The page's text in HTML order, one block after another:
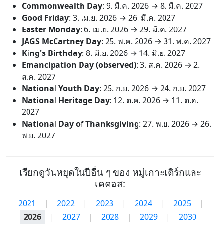
Commonwealth Day: 9. มี.ค. 2026 → 8. มี.ค. 2027
Good Friday: 3. เม.ย. 2026 → 26. มี.ค. 2027
Easter Monday: 6. เม.ย. 2026 → 29. มี.ค. 2027
JAGS McCartney Day: 25. พ.ค. 2026 → 31. พ.ค. 2027
King's Birthday: 8. มิ.ย. 2026 → 14. มิ.ย. 2027
Emancipation Day (observed): 3. ส.ค. 2026 → 2.
ส.ค. 2027
National Youth Day: 25. ก.ย. 2026 → 24. ก.ย. 2027
National Heritage Day: 12. ต.ค. 2026 → 11. ต.ค.
2027
National Day of Thanksgiving: 27. พ.ย. 2026 → 26.
พ.ย. 2027
เรียกดูวันหยุดในปีอื่น ๆ ของ หมู่เกาะเติร์กและ
เคคอส:
2021 | 2022 | 2023 | 2024 | 2025
|
2026
| 2027 | 2028 | 2029 | 2030